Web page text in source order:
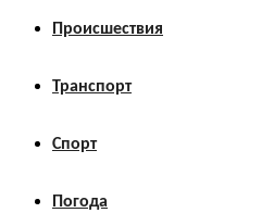
Происшествия
Транспорт
Спорт
Погода